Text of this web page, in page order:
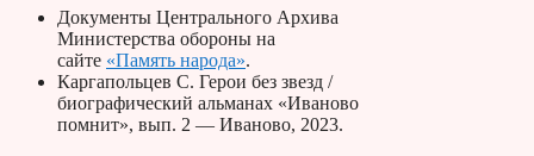
Документы Центрального Архива
Министерства обороны на
сайте «Память народа».
Каргапольцев С. Герои без звезд /
биографический альманах «Иваново
помнит», вып. 2 — Иваново, 2023.